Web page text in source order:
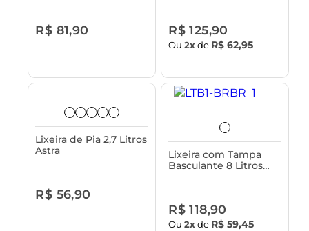
R$ 81,90 R$ 125,90
Ou2xde R$ 62,95
Lixeira de Pia 2,7 Litros
Astra
R$ 56,90
Lixeira com Tampa
Basculante 8 Litros
R$ 118,90
Ou2xde R$ 59,45